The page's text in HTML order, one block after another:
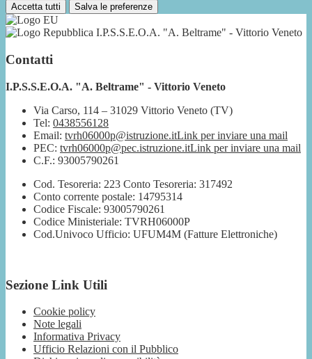
Accetta tutti Salva le preferenze
I.P.S.S.E.O.A. "A. Beltrame" - Vittorio Veneto
Contatti
I.P.S.S.E.O.A. "A. Beltrame" - Vittorio Veneto
Via Carso, 114 – 31029 Vittorio Veneto (TV)
Tel: 0438556128
Email: tvrh06000p@istruzione.itLink per inviare una mail
PEC: tvrh06000p@pec.istruzione.itLink per inviare una mail
C.F.: 93005790261
Cod. Tesoreria: 223 Conto Tesoreria: 317492
Conto corrente postale: 14795314
Codice Fiscale: 93005790261
Codice Ministeriale: TVRH06000P
Cod.Univoco Ufficio: UFUM4M (Fatture Elettroniche)
Sezione Link Utili
Cookie policy
Note legali
Informativa Privacy
Ufficio Relazioni con il Pubblico